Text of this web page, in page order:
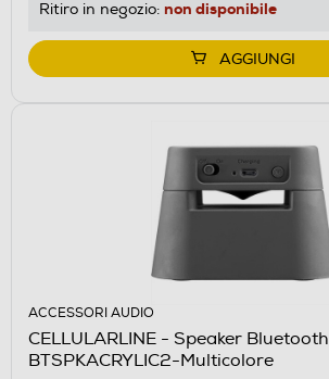
Ritiro in negozio: non disponibile
AGGIUNGI
ACCESSORI AUDIO
CELLULARLINE - Speaker Bluetooth
BTSPKACRYLIC2-Multicolore